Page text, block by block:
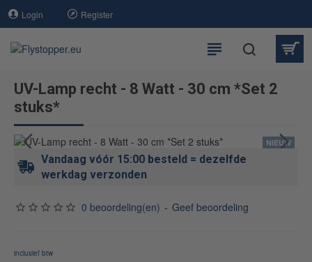
Login Register
UV-Lamp recht - 8 Watt - 30 cm *Set 2
stuks*
NIEUW
Vandaag vóór 15:00 besteld = dezelfde
werkdag verzonden
0 beoordeling(en) - Geef beoordeling